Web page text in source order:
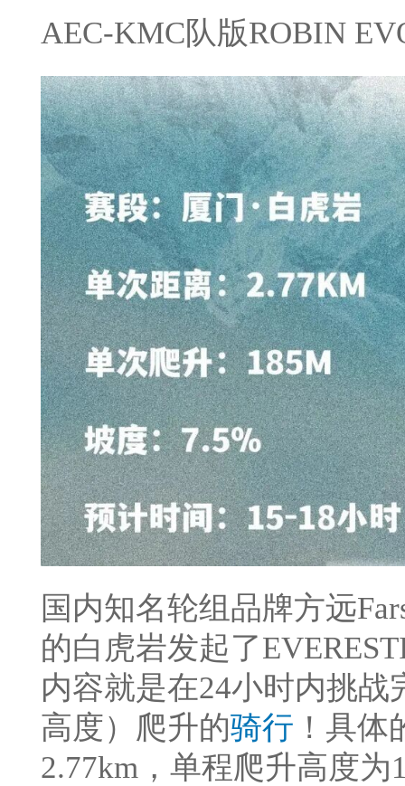
AEC-KMC队版ROBIN
国内知名轮组品牌方远
的白虎岩发起了
内容就是在24小时内挑战
高度）爬升的骑行 ！ 具体
2.77km，单程爬升高度